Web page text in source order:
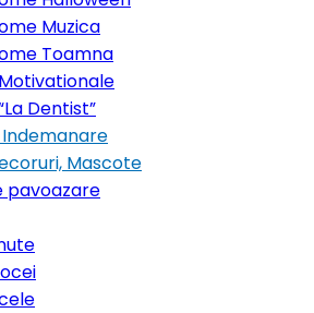
Muzica
Toamna
Dentist”
Mascote
pavoazare